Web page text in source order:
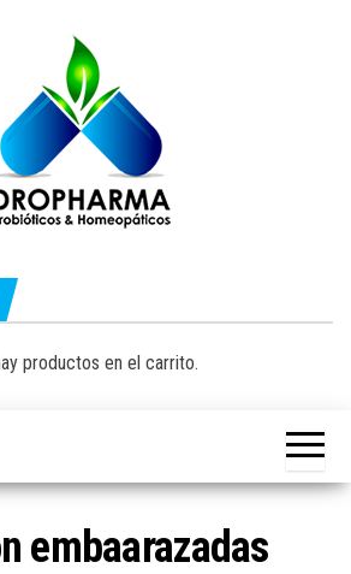
y Natural
Natural|
Guayaquil –
productos en el carrito.
embaarazadas